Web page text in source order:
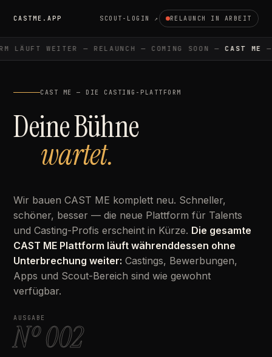
CASTME.APP SCOUT-LOGIN ↗ RELAUNCH IN ARBEIT
LÄUFT WEITER — RELAUNCH — COMING SOON — CAST ME—
CAST ME — DIE CASTING-PLATTFORM
Deine Bühne
wartet.
Wir bauen CAST ME komplett neu. Schneller,
schöner, besser — die neue Plattform für Talents
und Casting-Profis erscheint in Kürze. Die gesamte
CAST ME Plattform läuft währenddessen ohne
Unterbrechung weiter: Castings, Bewerbungen,
Apps und Scout-Bereich sind wie gewohnt
verfügbar.
AUSGABE
Nº 002